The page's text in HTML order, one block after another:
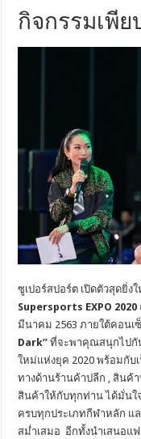
กิจกรรมเพีย
ซูเปอร์สปอร์ต เปิดตัวสุดยิ่
Supersports EXPO 2020
มีนาคม 2563 ภายใต้คอนเ
Dark” ที่จะพาคุณสนุกไปกั
ใหม่แห่งยุค 2020 พร้อมกับ
ทางด้านร้านค้าปลีก , สินค้
สินค้าให้กับทุกท่าน ได้มั่นใ
ครบทุกประเภทกีฬาหลัก แ
สม่ำเสมอ อีกทั้งนำเสนอแ